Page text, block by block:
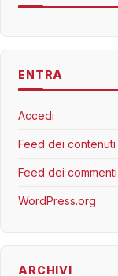
ENTRA
Accedi
Feed dei contenuti
Feed dei commenti
WordPress.org
ARCHIVI